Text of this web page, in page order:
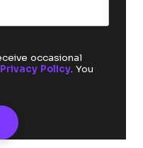
occasional
Privacy Policy. You